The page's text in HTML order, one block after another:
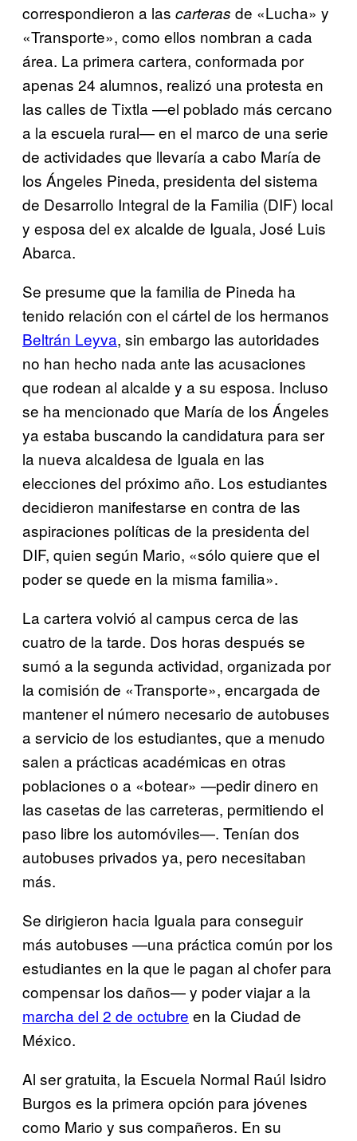
correspondieron a las carteras de «Lucha» y
«Transporte», como ellos nombran a cada
área. La primera cartera, conformada por
apenas 24 alumnos, realizó una protesta en
las calles de Tixtla —el poblado más cercano
a la escuela rural— en el marco de una serie
de actividades que llevaría a cabo María de
los Ángeles Pineda, presidenta del sistema
de Desarrollo Integral de la Familia (DIF) local
y esposa del ex alcalde de Iguala, José Luis
Abarca.
Se presume que la familia de Pineda ha
tenido relación con el cártel de los hermanos
Beltrán Leyva, sin embargo las autoridades
no han hecho nada ante las acusaciones
que rodean al alcalde y a su esposa. Incluso
se ha mencionado que María de los Ángeles
ya estaba buscando la candidatura para ser
la nueva alcaldesa de Iguala en las
elecciones del próximo año. Los estudiantes
decidieron manifestarse en contra de las
aspiraciones políticas de la presidenta del
DIF, quien según Mario, «sólo quiere que el
poder se quede en la misma familia».
La cartera volvió al campus cerca de las
cuatro de la tarde. Dos horas después se
sumó a la segunda actividad, organizada por
la comisión de «Transporte», encargada de
mantener el número necesario de autobuses
a servicio de los estudiantes, que a menudo
salen a prácticas académicas en otras
poblaciones o a «botear» —pedir dinero en
las casetas de las carreteras, permitiendo el
paso libre los automóviles—. Tenían dos
autobuses privados ya, pero necesitaban
más.
Se dirigieron hacia Iguala para conseguir
más autobuses —una práctica común por los
estudiantes en la que le pagan al chofer para
compensar los daños— y poder viajar a la
marcha del 2 de octubre en la Ciudad de
México.
Al ser gratuita, la Escuela Normal Raúl Isidro
Burgos es la primera opción para jóvenes
como Mario y sus compañeros. En su